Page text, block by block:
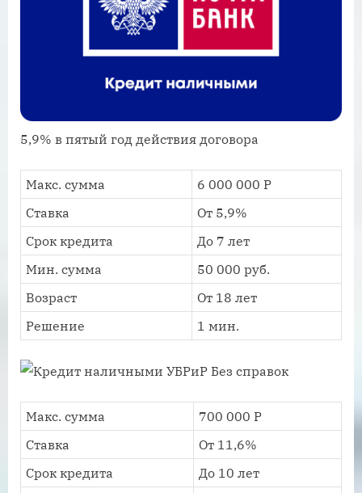
5,9% в пятый год действия договора
Макс. сумма
6 000 000 Р
Ставка
От 5,9%
Срок кредита
До 7 лет
Мин. сумма
50 000 руб.
Возраст
От 18 лет
Решение
1 мин.
Макс. сумма
700 000 Р
Ставка
От 11,6%
Срок кредита
До 10 лет